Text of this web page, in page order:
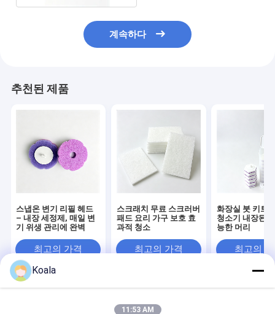
계속하다
추천된 제품
스냅온 변기 리필 헤드
– 내장 세정제, 매일 변
기 위생 관리에 완벽
최고의 가격
스크래치 무료 스크러버
패드 요리 가구 보호 효
과적 청소
최고의 가격
화장실 붓 키트
청소기 내장된
능한 머리
최고의
사이트 지도
개인 정보 정책
Koala
11:53 AM